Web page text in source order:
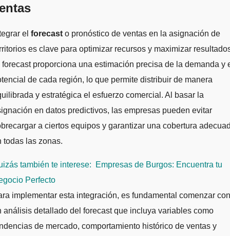
el forecast o pronóstico de ventas en la asignación de
es clave para optimizar recursos y maximizar
forecast proporciona una estimación precisa de la demanda y
de cada región, lo que permite distribuir de manera
y estratégica el esfuerzo comercial. Al basar la
en datos predictivos, las empresas pueden evitar
a ciertos equipos y garantizar una cobertura
todas las zonas.
también te interese:
Empresas de Burgos: Encuentra tu
Perfecto
implementar esta integración, es fundamental comenzar con
análisis detallado del forecast que incluya variables como
de mercado, comportamiento histórico de ventas y